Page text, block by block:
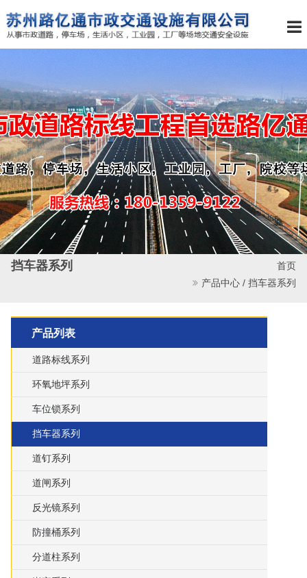
挡车器系列
首页
产品中心 / 挡车器系列
产品列表
道路标线系列
环氧地坪系列
车位锁系列
挡车器系列
道钉系列
道闸系列
反光镜系列
防撞桶系列
分道柱系列